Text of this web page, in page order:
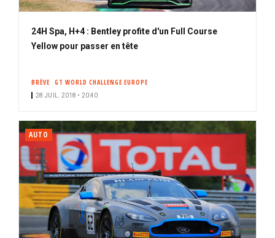
24H Spa, H+4 : Bentley profite d'un Full Course
Yellow pour passer en tête
BRÈVE GT WORLD CHALLENGE EUROPE
28 JUIL. 2018 • 20:40
AUTO